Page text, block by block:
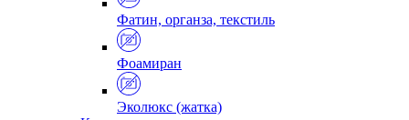
Фатин, органза, текстиль
Фоамиран
Эколюкс (жатка)